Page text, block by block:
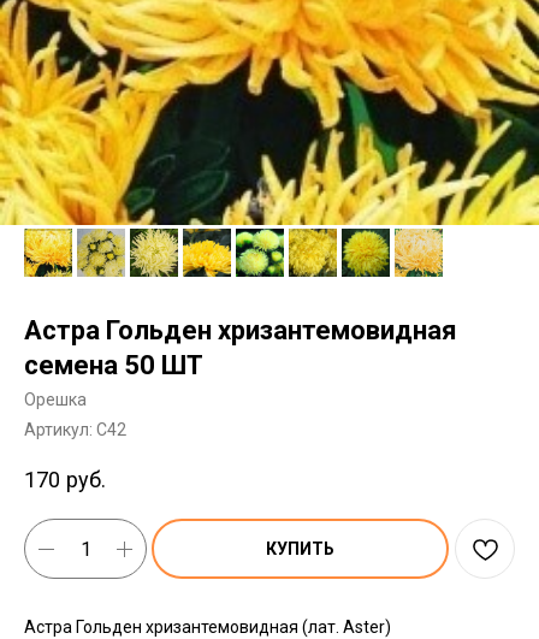
Астра Гольден хризантемовидная
семена 50 ШТ
Орешка
Артикул: C42
170 руб.
КУПИТЬ
Астра Гольден хризантемовидная (лат. Aster)